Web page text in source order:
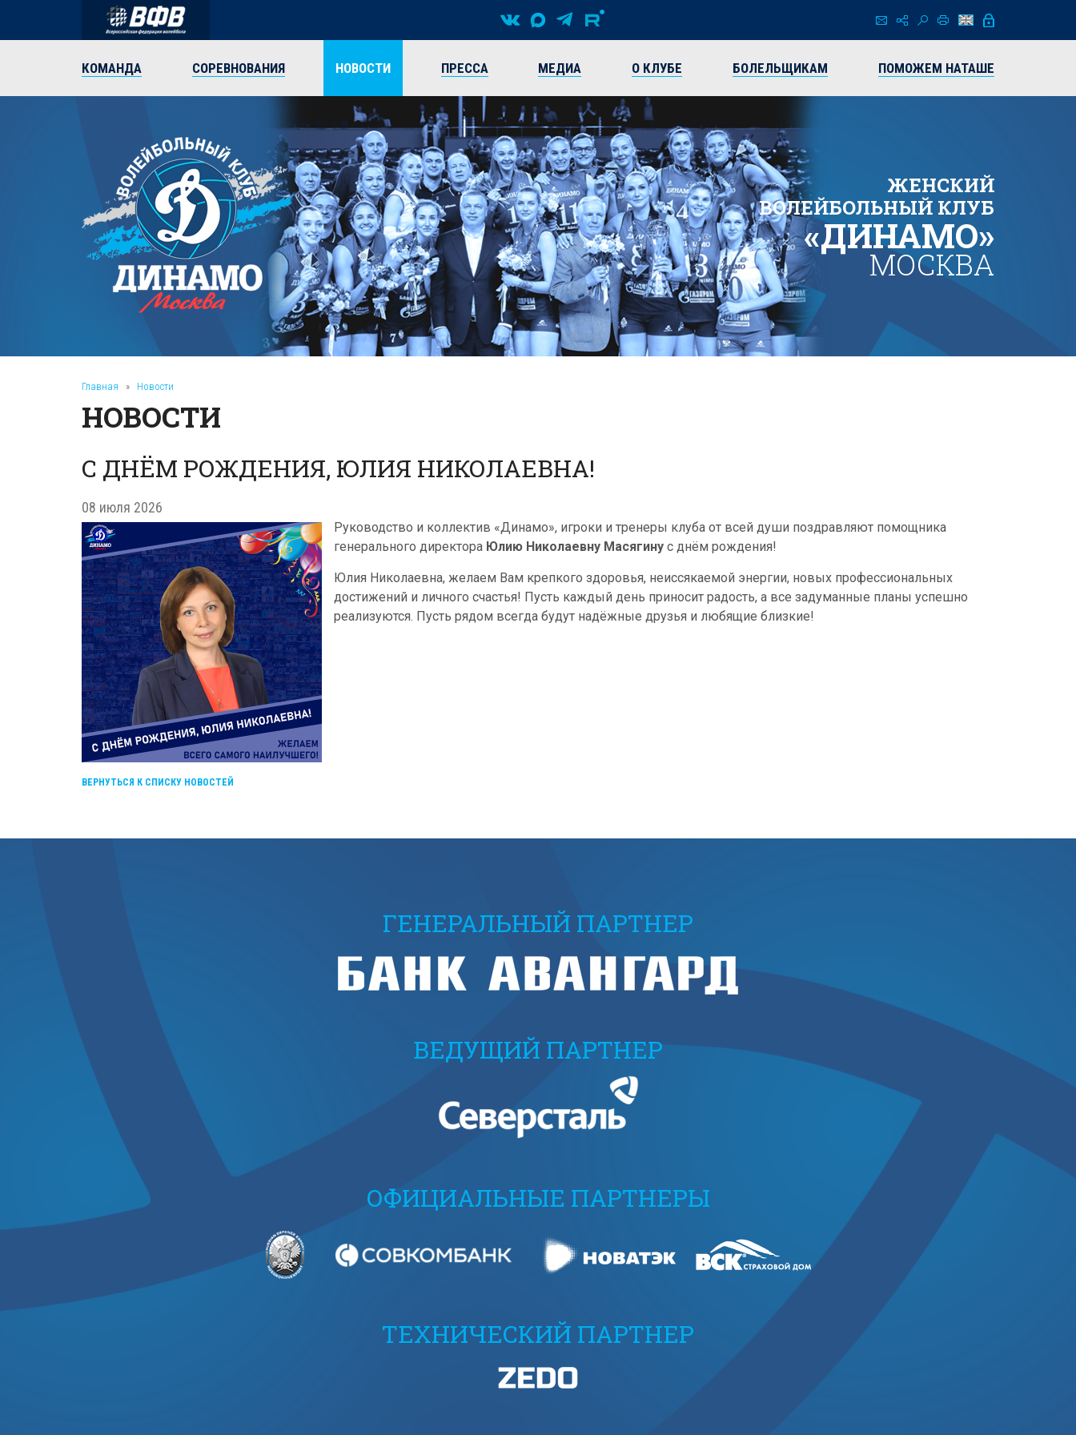
КОМАНДА СОРЕВНОВАНИЯ НОВОСТИ ПРЕССА МЕДИА О КЛУБЕ БОЛЕЛЬЩИКАМ ПОМОЖЕМ НАТАШЕ
ЖЕНСКИЙ
ВОЛЕЙБОЛЬНЫЙ КЛУБ
«ДИНАМО»
МОСКВА
Главная » Новости
НОВОСТИ
С ДНЁМ РОЖДЕНИЯ, ЮЛИЯ НИКОЛАЕВНА!
08 июля 2026
Руководство и коллектив «Динамо», игроки и тренеры клуба от всей души поздравляют помощника
генерального директора Юлию Николаевну Масягину с днём рождения!
Юлия Николаевна, желаем Вам крепкого здоровья, неиссякаемой энергии, новых профессиональных
достижений и личного счастья! Пусть каждый день приносит радость, а все задуманные планы успешно
реализуются. Пусть рядом всегда будут надёжные друзья и любящие близкие!
ВЕРНУТЬСЯ К СПИСКУ НОВОСТЕЙ
ГЕНЕРАЛЬНЫЙ ПАРТНЕР
ВЕДУЩИЙ ПАРТНЕР
ОФИЦИАЛЬНЫЕ ПАРТНЕРЫ
ТЕХНИЧЕСКИЙ ПАРТНЕР